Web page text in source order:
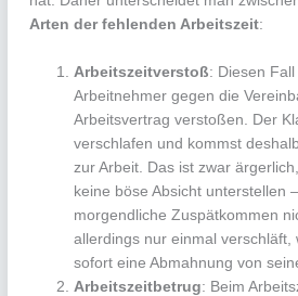
Arten der fehlenden Arbeitszeit:
Arbeitszeitverstoß: Diesen
Arbeitnehmer gegen die
Arbeitsvertrag verstoßen. Der
verschlafen und kommst
zur Arbeit. Das ist zwar
keine böse Absicht unterstellen
morgendliche Zuspätkommen
allerdings nur einmal verschläft,
sofort eine Abmahnung von
Arbeitszeitbetrug: Beim